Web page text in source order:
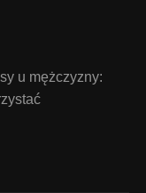
u mężczyzny: